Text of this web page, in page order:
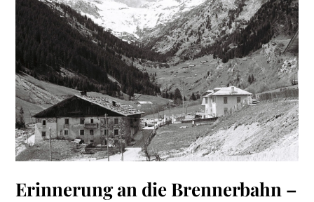
Erinnerung an die Brennerbahn –